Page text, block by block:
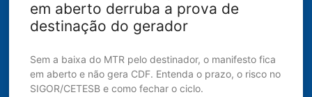
em aberto derruba a prova de
destinação do gerador
Sem a baixa do MTR pelo destinador, o manifesto fica
em aberto e não gera CDF. Entenda o prazo, o risco no
SIGOR/CETESB e como fechar o ciclo.